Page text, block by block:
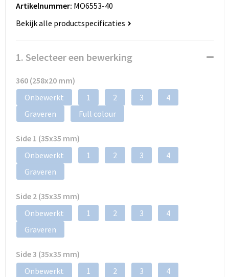
Artikelnummer: MO6553-40
Bekijk alle productspecificaties
1. Selecteer een bewerking
360 (258x20 mm)
Onbewerkt
1 2 3
4
Graveren
Full colour
Side 1 (35x35 mm)
Onbewerkt
1 2 3
4
Graveren
Side 2 (35x35 mm)
Onbewerkt
1 2 3
4
Graveren
Side 3 (35x35 mm)
Onbewerkt
1 2 3
4